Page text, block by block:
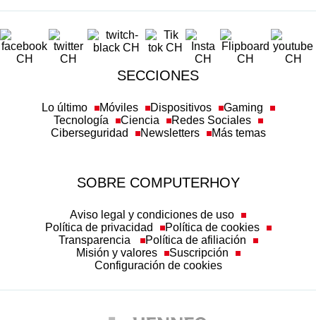
SECCIONES
Tecnología
Ciencia
Redes Sociales
Ciberseguridad
Newsletters Más temas
Política de privacidad
Política de cookies
Transparencia
Política de afiliación
Misión y valores
Suscripción
Configuración de cookies